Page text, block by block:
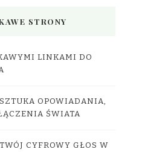
STRONY
LINKAMI DO
OPOWIADANIA,
ŚWIATA
CYFROWY GŁOS W